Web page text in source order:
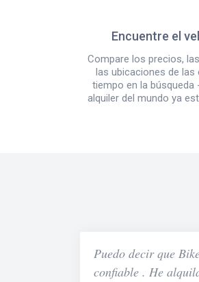
Encuentre el
Compare los precios,
las ubicaciones de las
tiempo en la
alquiler del mundo ya
Puedo decir que
confiable . He